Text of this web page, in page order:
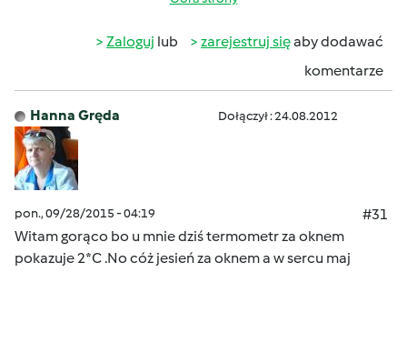
Zaloguj lub zarejestruj sięaby dodawać
komentarze
Hanna Gręda Dołączył : 24.08.2012
pon., 09/28/2015 - 04:19
#31
Witam gorąco bo u mnie dziś termometr za oknem
pokazuje 2*C .No cóż jesień za oknem a w sercu maj